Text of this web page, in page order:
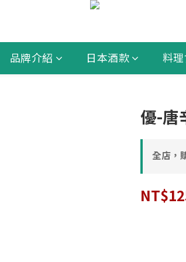
品牌介紹 日本酒款 料
優-唐
全店，